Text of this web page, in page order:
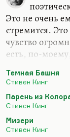
Это не очень
стремится.
чувство
есть, по-
социальность,
«божьей
чувство
Темная Башня
Стивен Кинг
Парень из
Стивен Кинг
Мизери
Стивен Кинг